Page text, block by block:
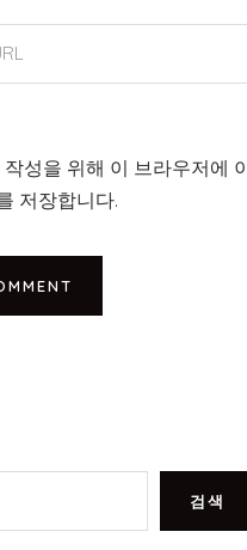
성을 위해 이 브라우저에
저장합니다.
검색